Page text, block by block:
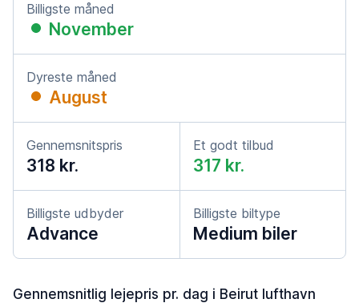
Billigste måned
November
Dyreste måned
August
Gennemsnitspris
318 kr.
Et godt tilbud
317 kr.
Billigste udbyder
Advance
Billigste biltype
Medium biler
Gennemsnitlig lejepris pr. dag i Beirut lufthavn